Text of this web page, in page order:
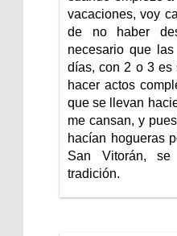
vacaciones, voy
de no haber
necesario que
días, con 2 o 3 es
hacer actos
que se llevan
me cansan, y
hacían hogueras
San Vitorán,
tradición.